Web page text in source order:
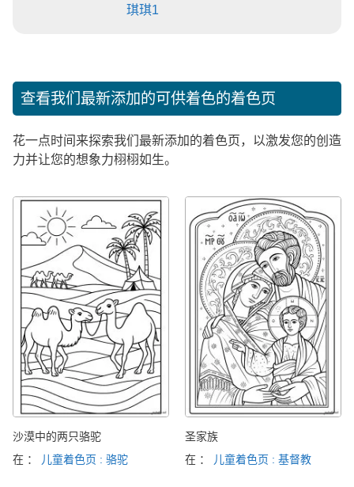
琪琪1
查看我们最新添加的可供着色的着色页
花一点时间来探索我们最新添加的着色页，以激发您的创造
力并让您的想象力栩栩如生。
沙漠中的两只骆驼
在 ：
儿童着色页 : 骆驼
圣家族
在 ：
儿童着色页 : 基督教